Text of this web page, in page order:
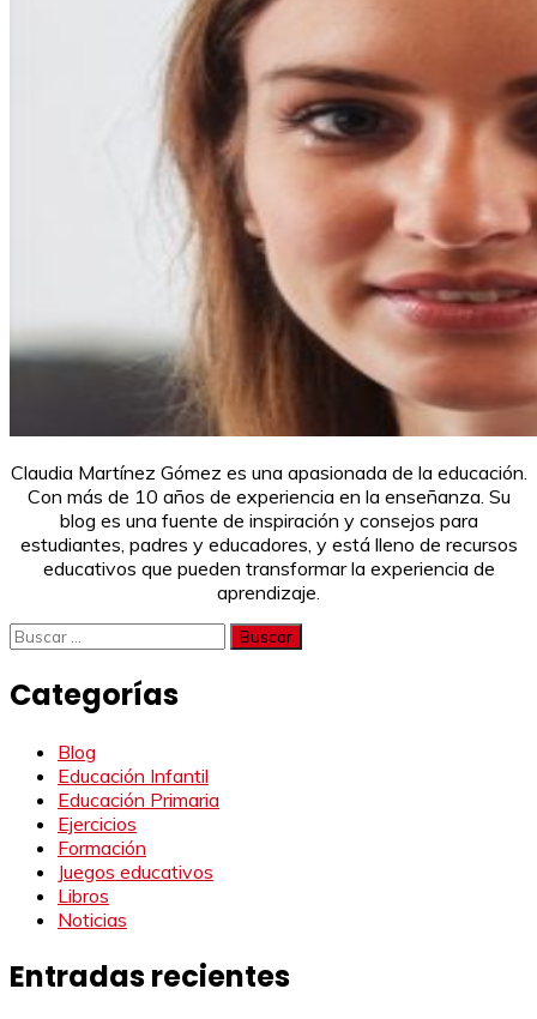
Claudia Martínez Gómez es una apasionada de la educación.
Con más de 10 años de experiencia en la enseñanza. Su
blog es una fuente de inspiración y consejos para
estudiantes, padres y educadores, y está lleno de recursos
educativos que pueden transformar la experiencia de
aprendizaje.
Buscar:
Categorías
Blog
Educación Infantil
Educación Primaria
Ejercicios
Formación
Juegos educativos
Libros
Noticias
Entradas recientes